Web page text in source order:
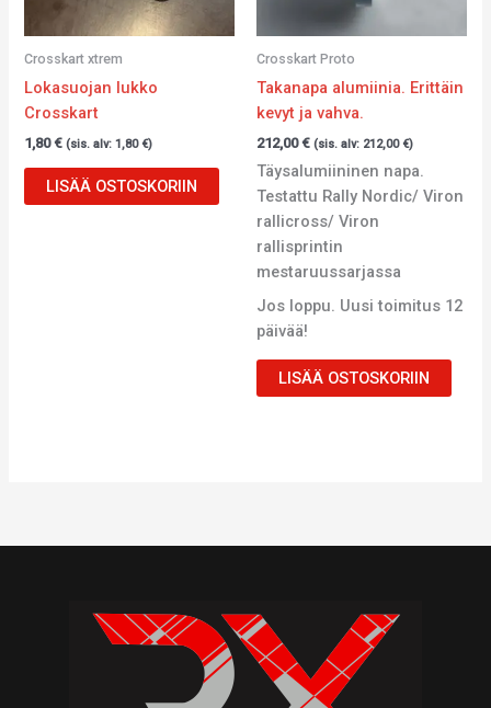
Crosskart xtrem
Lokasuojan lukko
Crosskart
1,80€ (sis. alv:1,80 €)
LISÄÄ OSTOSKORIIN
Crosskart Proto
Takanapa alumiinia. Erittäin
kevyt ja vahva.
212,00€ (sis. alv: 212,00 €)
Täysalumiininen napa.
Testattu Rally Nordic/ Viron
rallicross/ Viron
rallisprintin
mestaruussarjassa
Jos loppu. Uusi toimitus 12
päivää!
LISÄÄ OSTOSKORIIN